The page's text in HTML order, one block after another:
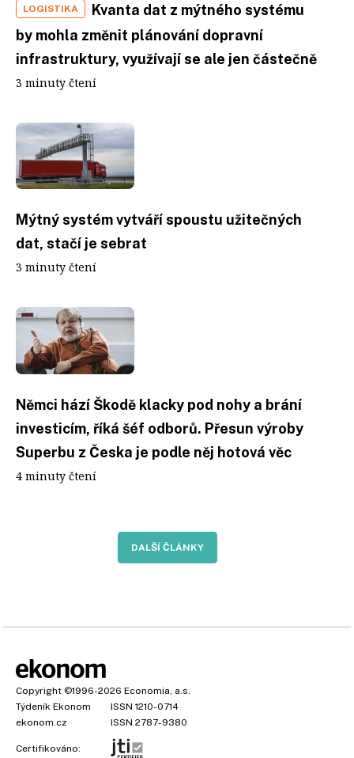
LOGISTIKA
Kvanta dat z mýtného systému
by mohla změnit plánování dopravní
infrastruktury, využívají se ale jen částečně
3 minuty čtení
Mýtný systém vytváří spoustu užitečných
dat, stačí je sebrat
3 minuty čtení
Němci hází Škodě klacky pod nohy a brání
investicím, říká šéf odborů. Přesun výroby
Superbu z Česka je podle něj hotová věc
4 minuty čtení
DALŠÍ ČLÁNKY
Copyright ©1996-2026 Economia, a.s.
Týdeník Ekonom
ISSN 1210-0714
ekonom.cz
ISSN 2787-9380
Certifikováno: